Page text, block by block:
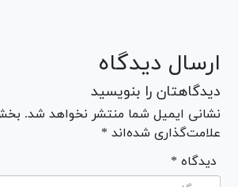
ارسال دیدگاه
دیدگاهتان را بنویسید
نشانی ایمیل شما منتشر نخواهد شد.
علامت‌گذاری شده‌اند *
* دیدگاه